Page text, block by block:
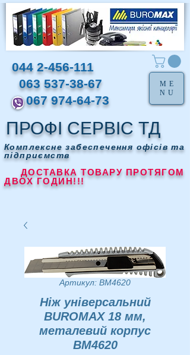
ПРОФІ СЕРВІС ТД
Комплексне забеспечення офісів та
підприємств
ДОСТАВКА ТОВАРУ ПРОТЯГОМ
ДВОХ ГОДИН!!!
044 2-456-111
063 537-38-67
067 974-64-73
ME
NU
Артикул: BM4620
Ніж універсальний
BUROMAX 18 мм,
металевий корпус
BM4620